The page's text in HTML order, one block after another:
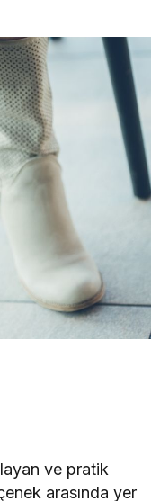
ve pratik
arasında yer